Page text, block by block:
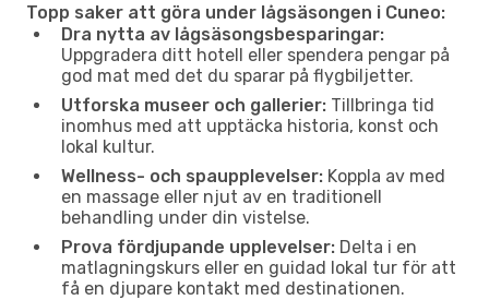
Topp saker att göra under lågsäsongen i Cuneo:
Dra nytta av lågsäsongsbesparingar:
Uppgradera ditt hotell eller spendera pengar på
god mat med det du sparar på flygbiljetter.
Utforska museer och gallerier: Tillbringa tid
inomhus med att upptäcka historia, konst och
lokal kultur.
Wellness- och spaupplevelser: Koppla av med
en massage eller njut av en traditionell
behandling under din vistelse.
Prova fördjupande upplevelser: Delta i en
matlagningskurs eller en guidad lokal tur för att
få en djupare kontakt med destinationen.